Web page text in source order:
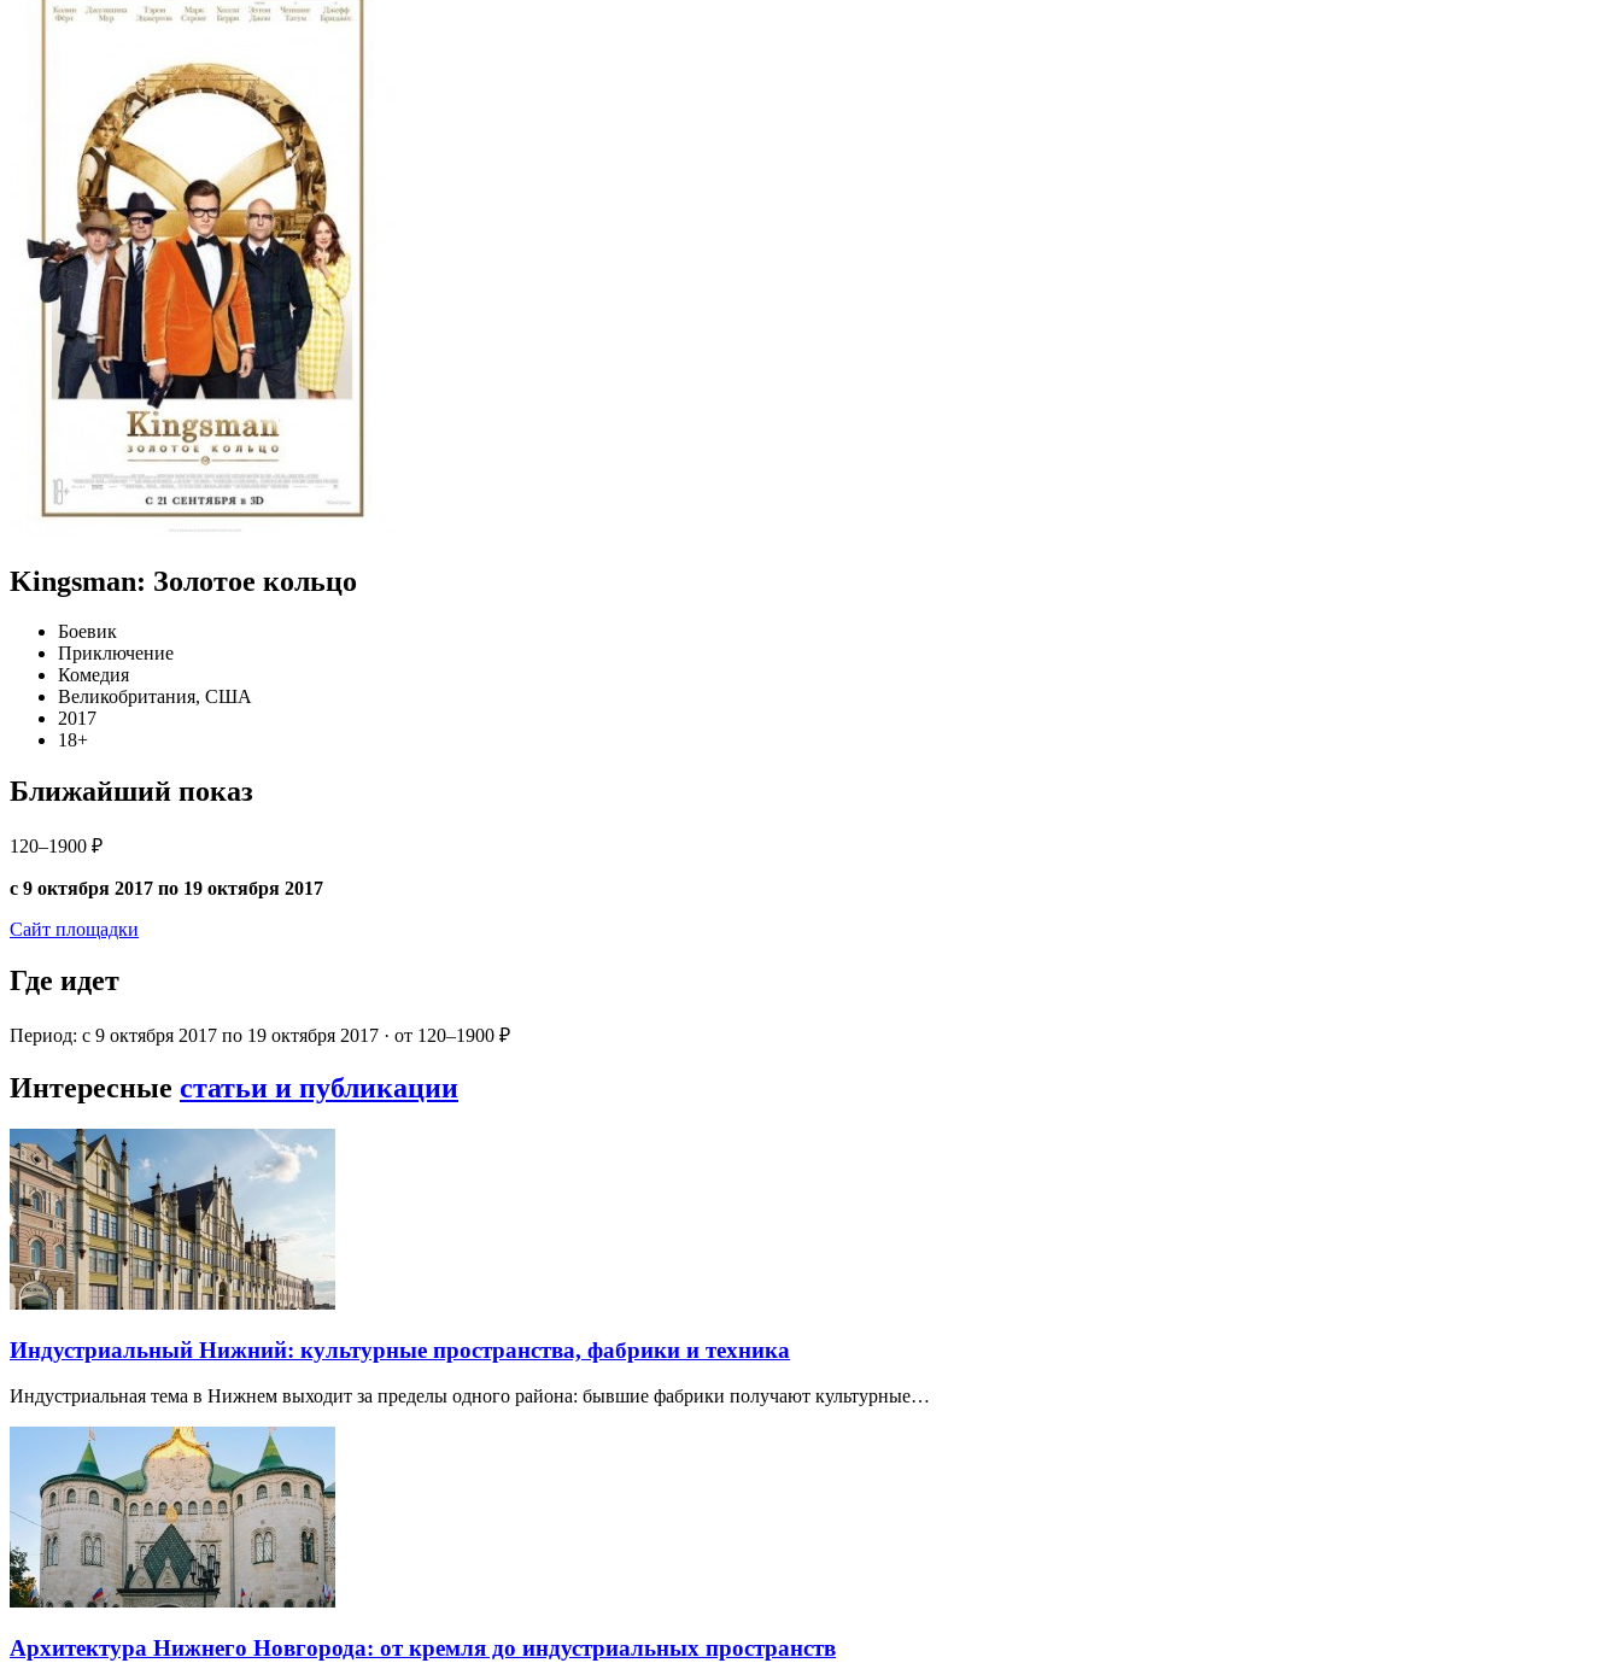
Kingsman: Золотое кольцо
Боевик
Приключение
Комедия
Великобритания, США
2017
18+
Ближайший показ
120–1900 ₽
с 9 октября 2017 по 19 октября 2017
Сайт площадки
Где идет
Период: с 9 октября 2017 по 19 октября 2017 · от 120–1900 ₽
Интересные статьи и публикации
Индустриальный Нижний: культурные пространства, фабрики и техника
Индустриальная тема в Нижнем выходит за пределы одного района: бывшие фабрики получают культурные…
Архитектура Нижнего Новгорода: от кремля до индустриальных пространств